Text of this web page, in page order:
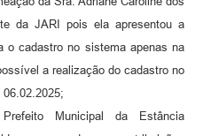
da JARI pois ela apresentou a
o cadastro no sistema apenas na
a realização do cadastro no
Municipal da Estância